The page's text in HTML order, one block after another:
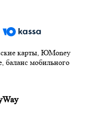
карты, ЮMoney
баланс мобильного